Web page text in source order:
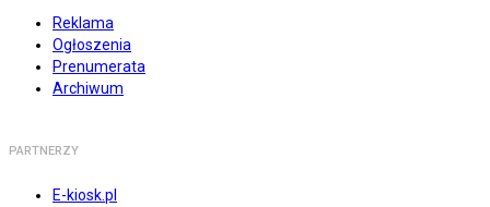
Reklama
Ogłoszenia
Prenumerata
Archiwum
PARTNERZY
E-kiosk.pl